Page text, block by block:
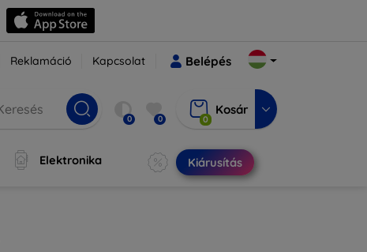
Reklamáció Kapcsolat Belépés
0 0 0
Kosár
Elektronika Kiárusítás